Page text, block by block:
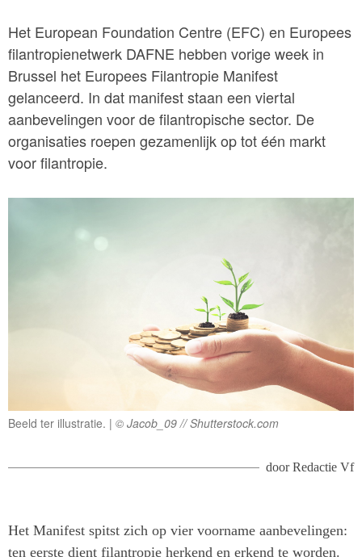
Het European Foundation Centre (EFC) en Europees
filantropienetwerk DAFNE hebben vorige week in
Brussel het Europees Filantropie Manifest
gelanceerd. In dat manifest staan een viertal
aanbevelingen voor de filantropische sector. De
organisaties roepen gezamenlijk op tot één markt
voor filantropie.
Beeld ter illustratie. © Jacob_09 // Shutterstock.com
doorRedactie Vf
Het Manifest spitst zich op vier voorname aanbevelingen:
ten eerste dient filantropie herkend en erkend te worden.